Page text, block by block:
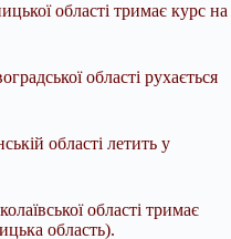
області тримає курс на
області рухається
області летить у
області тримає
область).